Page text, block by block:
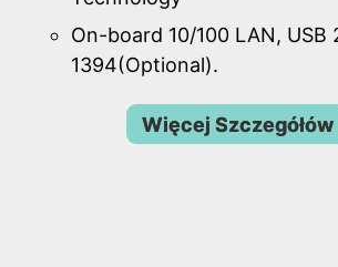
On-board 10/100 LAN, USB
1394(Optional).
Więcej Szczegółów